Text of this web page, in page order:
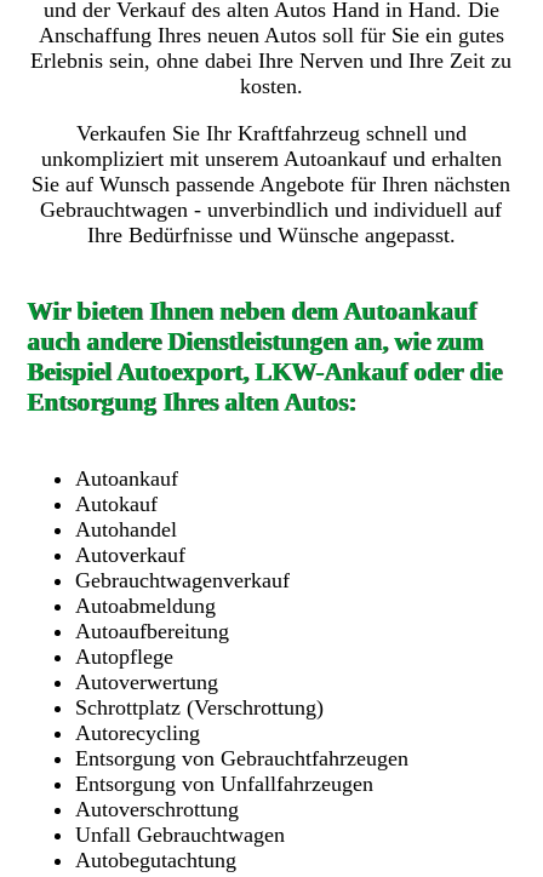
und der Verkauf des alten Autos Hand in Hand. Die
Anschaffung Ihres neuen Autos soll für Sie ein gutes
Erlebnis sein, ohne dabei Ihre Nerven und Ihre Zeit zu
kosten.
Verkaufen Sie Ihr Kraftfahrzeug schnell und
unkompliziert mit unserem Autoankauf und erhalten
Sie auf Wunsch passende Angebote für Ihren nächsten
Gebrauchtwagen - unverbindlich und individuell auf
Ihre Bedürfnisse und Wünsche angepasst.
Wir bieten Ihnen neben dem Autoankauf
auch andere Dienstleistungen an, wie zum
Beispiel Autoexport, LKW-Ankauf oder die
Entsorgung Ihres alten Autos:
Autoankauf
Autokauf
Autohandel
Autoverkauf
Gebrauchtwagenverkauf
Autoabmeldung
Autoaufbereitung
Autopflege
Autoverwertung
Schrottplatz (Verschrottung)
Autorecycling
Entsorgung von Gebrauchtfahrzeugen
Entsorgung von Unfallfahrzeugen
Autoverschrottung
Unfall Gebrauchtwagen
Autobegutachtung